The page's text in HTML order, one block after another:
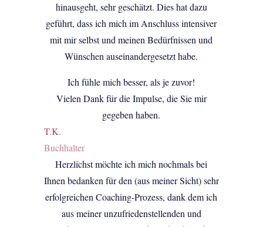
hinausgeht, sehr geschätzt. Dies hat dazu
geführt, dass ich mich im Anschluss intensiver
mit mir selbst und meinen Bedürfnissen und
Wünschen auseinandergesetzt habe.
Ich fühle mich besser, als je zuvor!
Vielen Dank für die Impulse, die Sie mir
gegeben haben.
T.K.
Buchhalter
Herzlichst möchte ich mich nochmals bei
Ihnen bedanken für den (aus meiner Sicht) sehr
erfolgreichen Coaching-Prozess, dank dem ich
aus meiner unzufriedenstellenden und